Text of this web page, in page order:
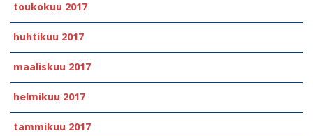
toukokuu 2017
huhtikuu 2017
maaliskuu 2017
helmikuu 2017
tammikuu 2017